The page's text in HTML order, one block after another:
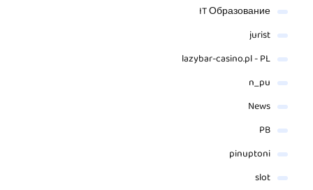
IT Образование
jurist
lazybar-casino.pl - PL
n_pu
News
PB
pinuptoni
slot